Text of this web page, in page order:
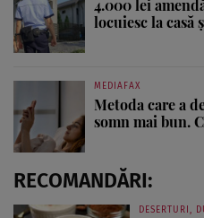
4.000 lei
locuiesc la casă
MEDIAFAX
Metoda care a
somn mai bun.
RECOMANDĂRI:
DESERTURI,